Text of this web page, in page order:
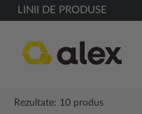
LINII DE PRODUSE
Rezultate: 10 produs